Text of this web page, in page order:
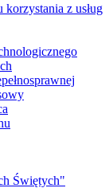
korzystania z usług
Świętych"